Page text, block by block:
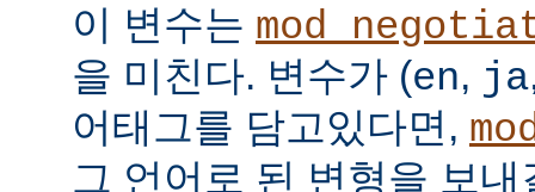
이 변수는
을 미친다. 변수가 (en, ja
어태그를 담고있다면,
그 언어로 된 변형을 보